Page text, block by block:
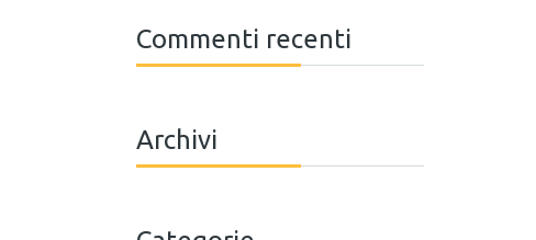
Commenti recenti
Archivi